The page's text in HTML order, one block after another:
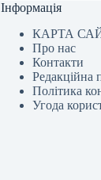
Інформація
КАРТА
Про нас
Контакти
Редакційна
Політика
Угода